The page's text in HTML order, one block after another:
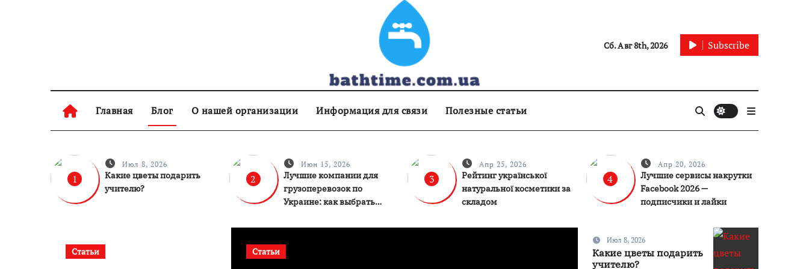
Сб. Авг 8th, 2026 Subscribe
Главная Блог О нашей организации Информация для связи Полезные статьи
1
Июл 8, 2026
Какие цветы подарить
учителю?
2
Июн 15, 2026
Лучшие компании для
грузоперевозок по
Украине: как выбрать
3
Апр 25, 2026
Рейтинг української
натуральної косметики за
складом
4
Апр 20, 2026
Лучшие сервисы накрутки
Facebook 2026 —
подписчики и лайки
Статьи Статьи Статьи
Июл 8, 2026
Какие цветы подарить
учителю?